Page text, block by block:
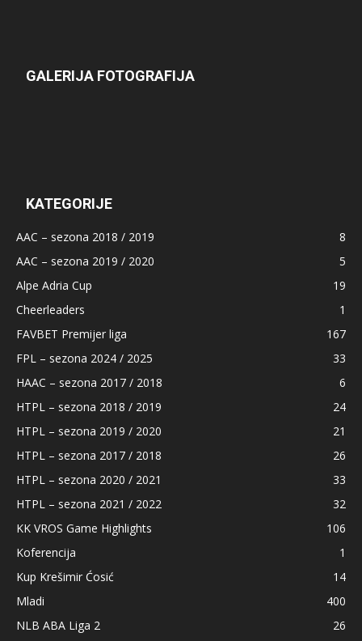
GALERIJA FOTOGRAFIJA
KATEGORIJE
AAC – sezona 2018 / 2019
8
AAC – sezona 2019 / 2020
5
Alpe Adria Cup
19
Cheerleaders
1
FAVBET Premijer liga
167
FPL – sezona 2024 / 2025
33
HAAC – sezona 2017 / 2018
6
HTPL – sezona 2018 / 2019
24
HTPL – sezona 2019 / 2020
21
HTPL – sezona 2017 / 2018
26
HTPL – sezona 2020 / 2021
33
HTPL – sezona 2021 / 2022
32
KK VROS Game Highlights
106
Koferencija
1
Kup Krešimir Ćosić
14
Mladi
400
NLB ABA Liga 2
26